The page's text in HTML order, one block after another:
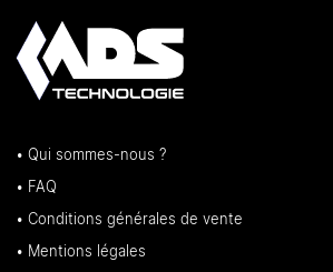
• Qui sommes-nous ?
• FAQ
• Conditions générales de vente
• Mentions légales